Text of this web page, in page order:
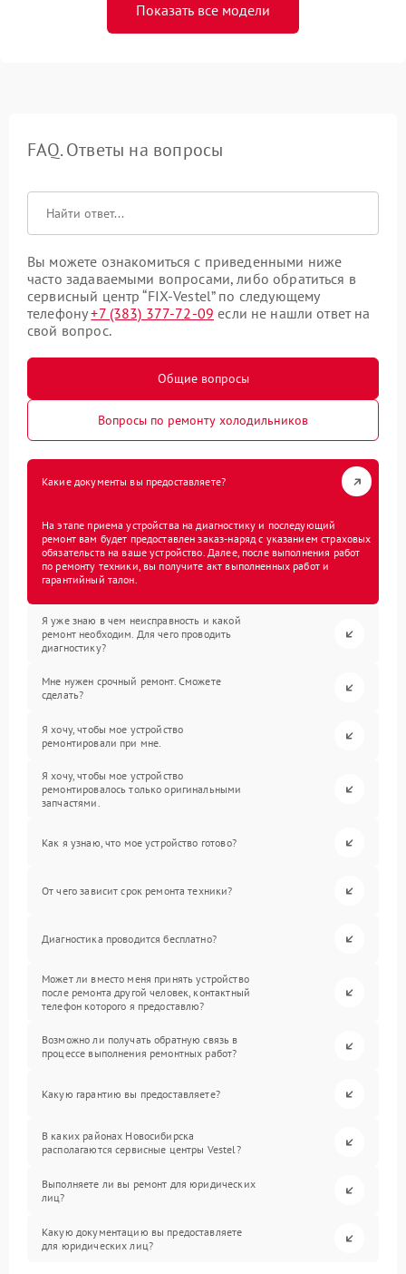
Показать все модели
FAQ. Ответы на вопросы
Вы можете ознакомиться с приведенными ниже
часто задаваемыми вопросами, либо обратиться в
сервисный центр “FIX-Vestel” по следующему
телефону+7 (383) 377-72-09 если не нашли ответ на
свой вопрос.
Общие вопросы
Вопросы по ремонту холодильников
Какие документы вы предоставляете?
На этапе приема устройства на диагностику и последующий
ремонт вам будет предоставлен заказ-наряд с указанием страховых
обязательств на ваше устройство. Далее, после выполнения работ
по ремонту техники, вы получите акт выполненных работ и
гарантийный талон.
Я уже знаю в чем неисправность и какой
ремонт необходим. Для чего проводить
диагностику?
Мне нужен срочный ремонт. Сможете
сделать?
Я хочу, чтобы мое устройство
ремонтировали при мне.
Я хочу, чтобы мое устройство
ремонтировалось только оригинальными
запчастями.
Как я узнаю, что мое устройство готово?
От чего зависит срок ремонта техники?
Диагностика проводится бесплатно?
Может ли вместо меня принять устройство
после ремонта другой человек, контактный
телефон которого я предоставлю?
Возможно ли получать обратную связь в
процессе выполнения ремонтных работ?
Какую гарантию вы предоставляете?
В каких районах Новосибирска
располагаются сервисные центры Vestel?
Выполняете ли вы ремонт для юридических
лиц?
Какую документацию вы предоставляете
для юридических лиц?